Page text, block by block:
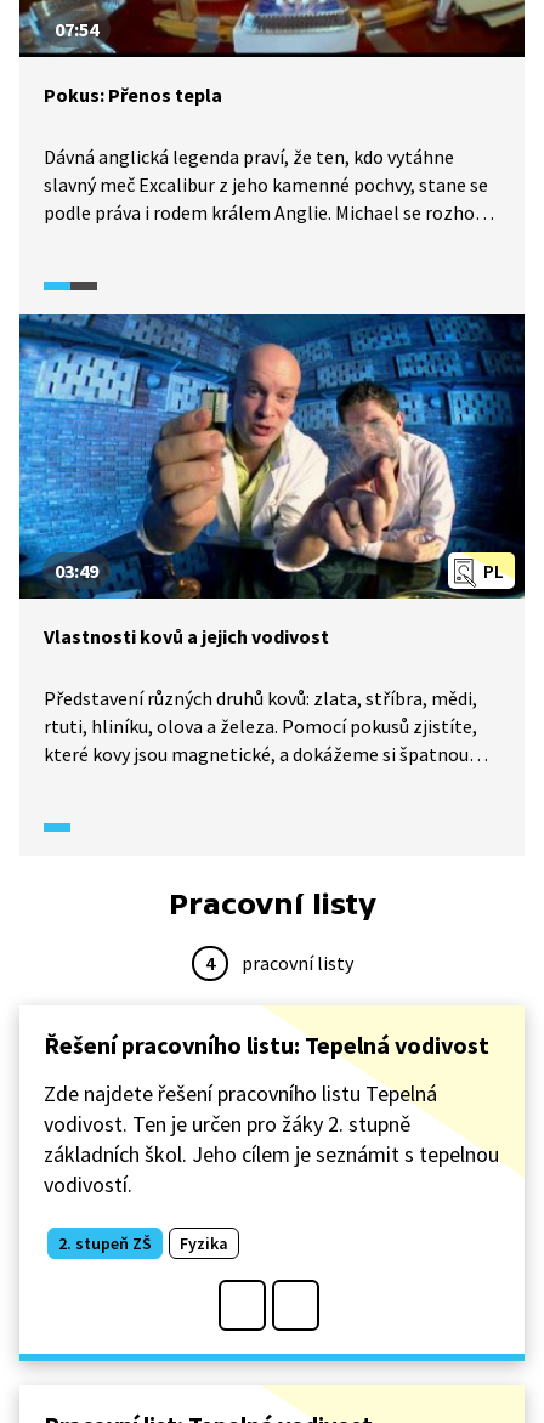
07:54
Pokus: Přenos tepla
Dávná anglická legenda praví, že ten, kdo vytáhne
slavný meč Excalibur z jeho kamenné pochvy, stane se
podle práva i rodem králem Anglie. Michael se rozhodl,
několik experimentů, na nichž svá tvrzení dokáže.
PL
03:49
Vlastnosti kovů a jejich vodivost
Představení různých druhů kovů: zlata, stříbra, mědi,
rtuti, hliníku, olova a železa. Pomocí pokusů zjistíte,
které kovy jsou magnetické, a dokážeme si špatnou
Pracovní listy
4 pracovní listy
Řešení pracovního listu: Tepelná vodivost
Zde najdete řešení pracovního listu Tepelná
vodivost. Ten je určen pro žáky 2. stupně
základních škol. Jeho cílem je seznámit s tepelnou
vodivostí.
2. stupeň ZŠ Fyzika